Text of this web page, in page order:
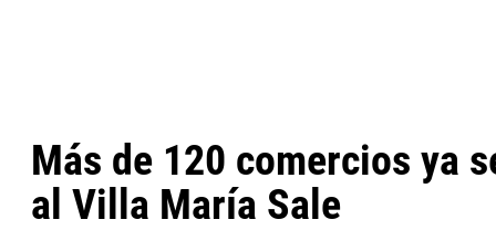
Más de 120 comercios ya
al Villa María Sale